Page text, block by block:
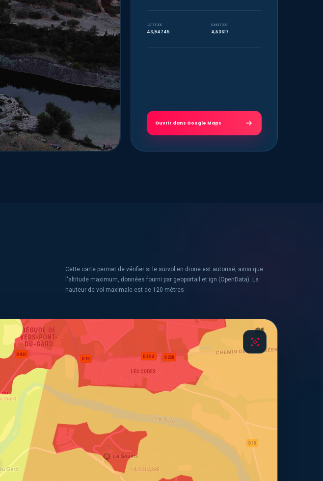
LATITUDE
43,94745
LONGITUDE
4,53617
Ouvrir dans Google Maps
Cette carte permet de vérifier si le survol en drone est autorisé, ainsi que
l'altitude maximum, données fourni par geoportail et ign (OpenData). La
hauteur de vol maximale est de 120 mètres